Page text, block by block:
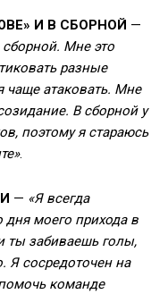
И В СБОРНОЙ —
Мне это
разные
чаще атаковать. Мне
В сборной у
поэтому я стараюсь
.
— «Я всегда
дня моего прихода в
ты забиваешь голы,
Я сосредоточен на
команде